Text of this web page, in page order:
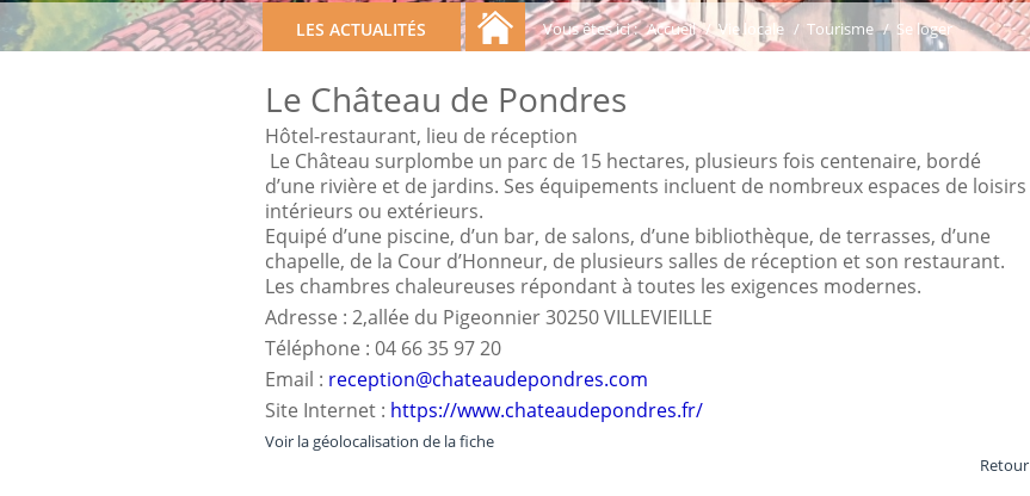
LES ACTUALITÉS Vous êtes ici : Accueil /Vie locale / Tourisme / Se loger
Le Château de Pondres
Hôtel-restaurant, lieu de réception
Le Château surplombe un parc de 15 hectares, plusieurs fois centenaire, bordé
d’une rivière et de jardins. Ses équipements incluent de nombreux espaces de loisirs
intérieurs ou extérieurs.
Equipé d’une piscine, d’un bar, de salons, d’une bibliothèque, de terrasses, d’une
chapelle, de la Cour d’Honneur, de plusieurs salles de réception et son restaurant.
Les chambres chaleureuses répondant à toutes les exigences modernes.
Adresse : 2,allée du Pigeonnier 30250 VILLEVIEILLE
Téléphone : 04 66 35 97 20
Email : reception@chateaudepondres.com
Site Internet : https://www.chateaudepondres.fr/
Voir la géolocalisation de la fiche
Retour